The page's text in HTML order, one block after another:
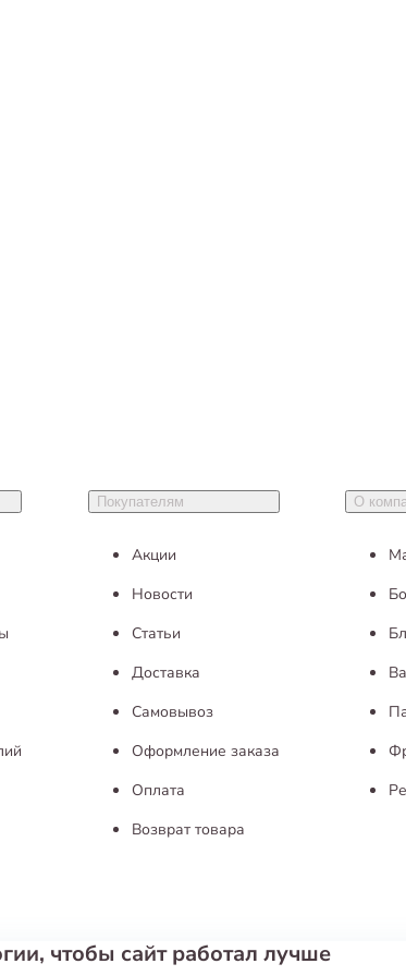
наши цены самыми низкими на рынке
чем мы
Покупателям
Акции
Новости
Статьи
Доставка
Самовывоз
Оформление заказа
Оплата
Возврат товара
О
офертачтобы сайт работал лучше